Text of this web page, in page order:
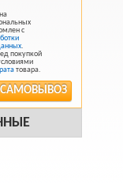
с
.
покупкой
товара.
САМОВЫВОЗ